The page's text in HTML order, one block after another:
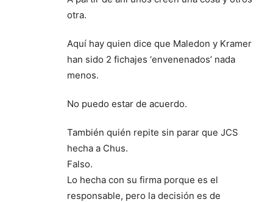
otra.
Aquí hay quien dice que Maledon y Kramer
han sido 2 fichajes ‘envenenados’ nada
menos.
No puedo estar de acuerdo.
También quién repite sin parar que JCS
hecha a Chus.
Falso.
Lo hecha con su firma porque es el
responsable, pero la decisión es de